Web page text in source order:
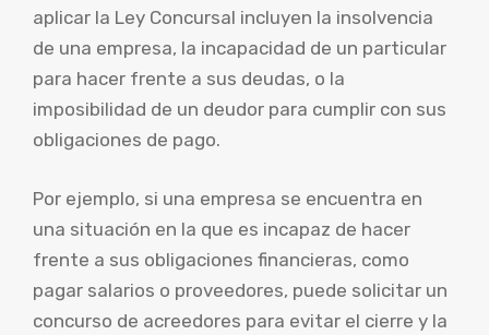
aplicar la Ley Concursal incluyen la insolvencia
de una empresa, la incapacidad de un particular
para hacer frente a sus deudas, o la
imposibilidad de un deudor para cumplir con sus
obligaciones de pago.
Por ejemplo, si una empresa se encuentra en
una situación en la que es incapaz de hacer
frente a sus obligaciones financieras, como
pagar salarios o proveedores, puede solicitar un
concurso de acreedores para evitar el cierre y la